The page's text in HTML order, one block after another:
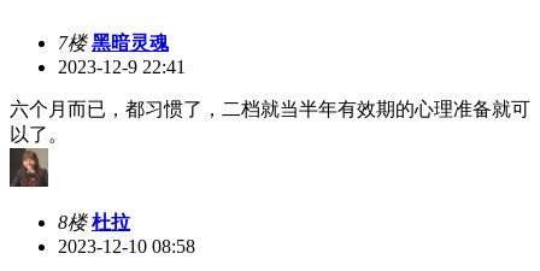
7楼 黑暗灵魂
2023-12-9 22:41
六个月而已，都习惯了，二档就当半年有效期的心理准备就可
以了。
8楼 杜拉
2023-12-10 08:58